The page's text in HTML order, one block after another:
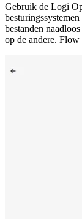
Gebruik de Logi
bestanden
op de andere.